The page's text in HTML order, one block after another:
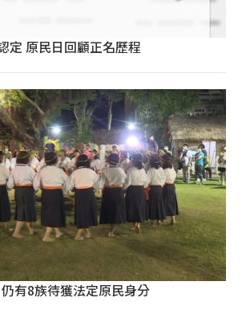
定 原民日回顧正名歷程
有8族待獲法定原民身分